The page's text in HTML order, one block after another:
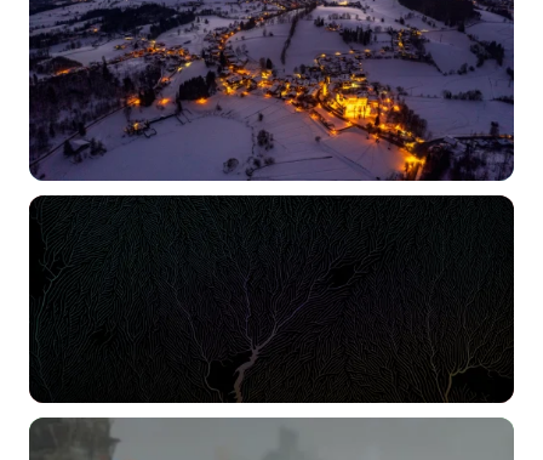
选择图片
标题
分类
标签 (逗号分隔)